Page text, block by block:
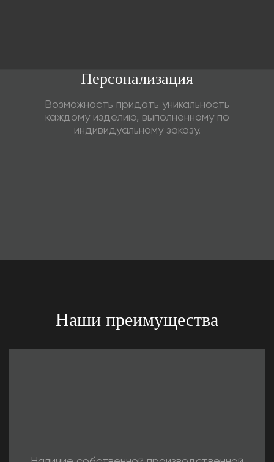
Персонализация
Возможность придать уникальность
каждому изделию, выполненному по
индивидуальному заказу.
Наши преимущества